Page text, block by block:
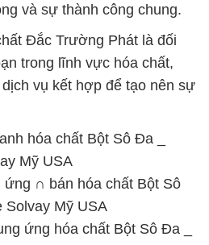
và sự thành công chung.
Đắc Trường Phát là đối
trong lĩnh vực hóa chất,
vụ kết hợp để tạo nên sự
hóa chất Bột Sô Đa _
Mỹ USA
∩ bán hóa chất Bột Sô
Solvay Mỹ USA
ứng hóa chất Bột Sô Đa _